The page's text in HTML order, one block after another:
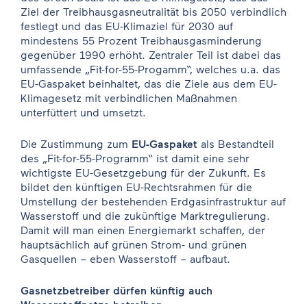
Ziel der Treibhausgasneutralität bis 2050 verbindlich
festlegt und das EU-Klimaziel für 2030 auf
mindestens 55 Prozent Treibhausgasminderung
gegenüber 1990 erhöht. Zentraler Teil ist dabei das
umfassende „Fit-for-55-Progamm“, welches u.a. das
EU-Gaspaket beinhaltet, das die Ziele aus dem EU-
Klimagesetz mit verbindlichen Maßnahmen
unterfüttert und umsetzt.
Die Zustimmung zum EU-Gaspaket als Bestandteil
des „Fit-for-55-Programm“ ist damit eine sehr
wichtigste EU-Gesetzgebung für der Zukunft. Es
bildet den künftigen EU-Rechtsrahmen für die
Umstellung der bestehenden Erdgasinfrastruktur auf
Wasserstoff und die zukünftige Marktregulierung.
Damit will man einen Energiemarkt schaffen, der
hauptsächlich auf grünen Strom- und grünen
Gasquellen – eben Wasserstoff – aufbaut.
Gasnetzbetreiber dürfen künftig auch